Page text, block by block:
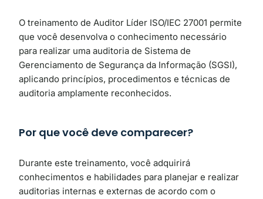
O treinamento de Auditor Líder ISO/IEC 27001 permite
que você desenvolva o conhecimento necessário
para realizar uma auditoria de Sistema de
Gerenciamento de Segurança da Informação (SGSI),
aplicando princípios, procedimentos e técnicas de
auditoria amplamente reconhecidos.
Por que você deve comparecer?
Durante este treinamento, você adquirirá
conhecimentos e habilidades para planejar e realizar
auditorias internas e externas de acordo com o